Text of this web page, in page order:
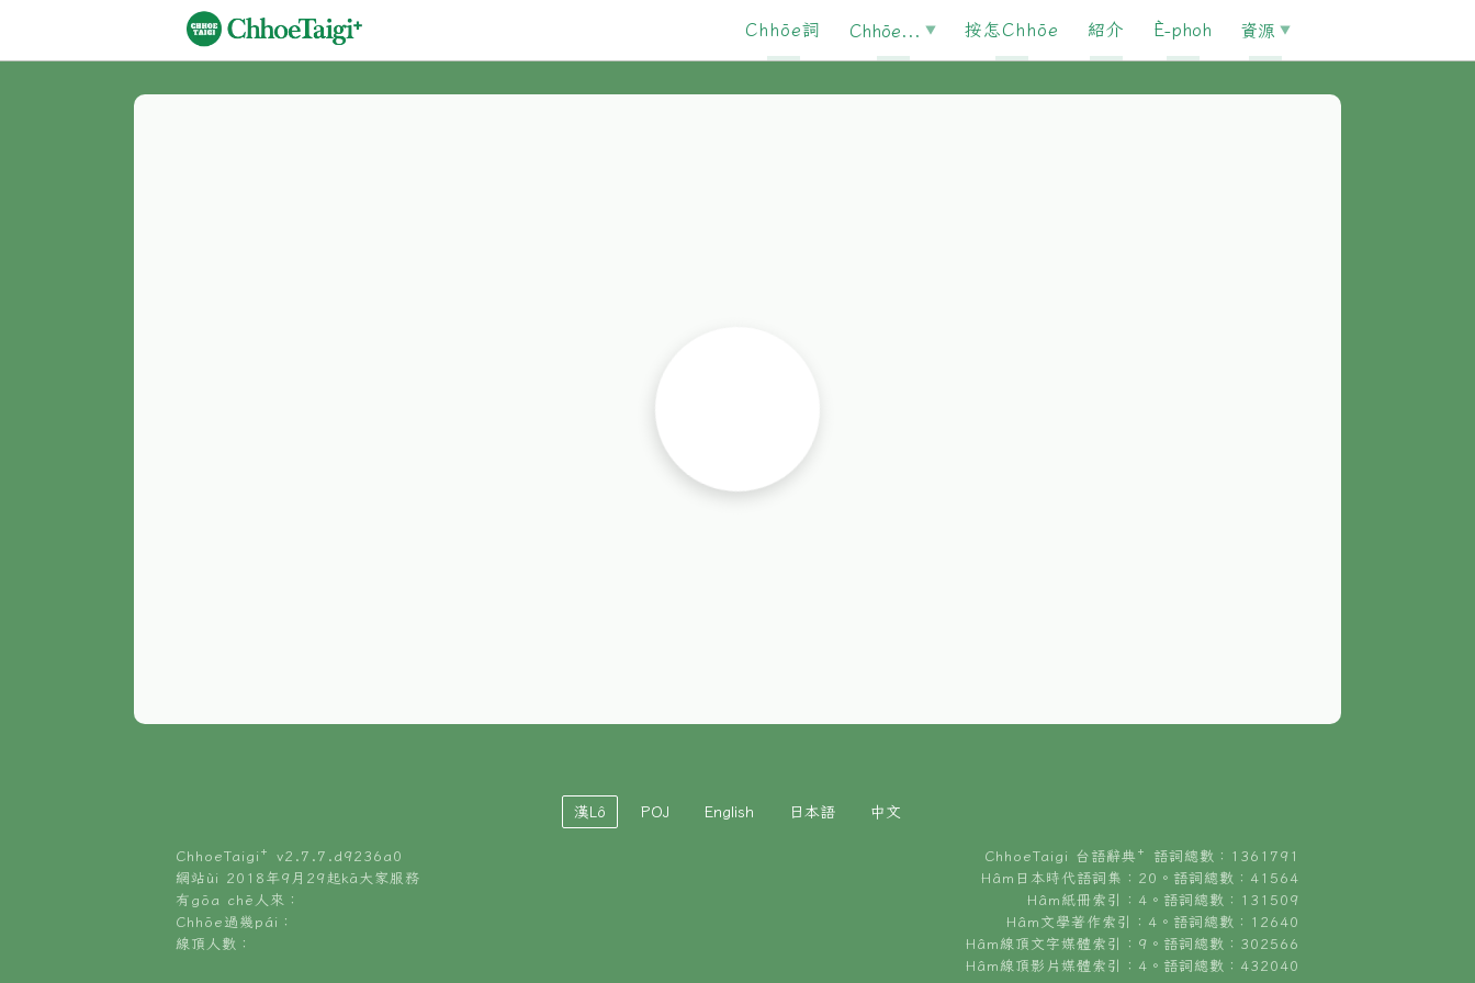
Chhōe詞 Chhōe... 按怎Chhōe 紹介 È-phoh 資源
漢Lô POJ English 日本語 中文
ChhoeTaigi⁺ v2.7.7.d9236a0
網站ùi 2018年9月29起kā大家服務
有gōa chē人來：
Chhōe過幾pái：
線頂人數：
ChhoeTaigi 台語辭典⁺ 語詞總數：1361791
Hâm日本時代語詞集：20。語詞總數：41564
Hâm紙冊索引：4。語詞總數：131509
Hâm文學著作索引：4。語詞總數：12640
Hâm線頂文字媒體索引：9。語詞總數：302566
Hâm線頂影片媒體索引：4。語詞總數：432040